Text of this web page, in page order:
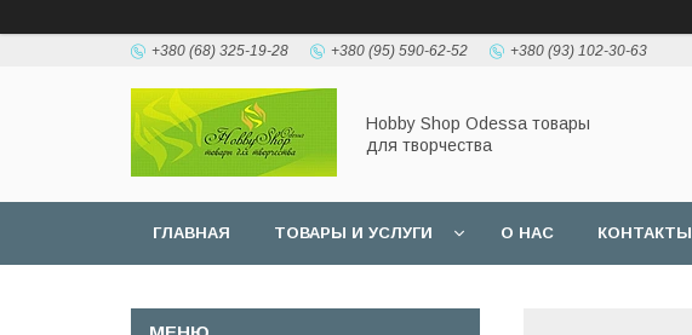
+380 (68) 325-19-28 +380 (95) 590-62-52 +380 (93) 102-30-63
Hobbу Shop Odessa товары
для творчества
ГЛАВНАЯ ТОВАРЫ И УСЛУГИ О НАС КОНТАКТЫ